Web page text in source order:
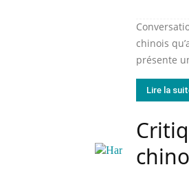
chinois
présente
Lire la